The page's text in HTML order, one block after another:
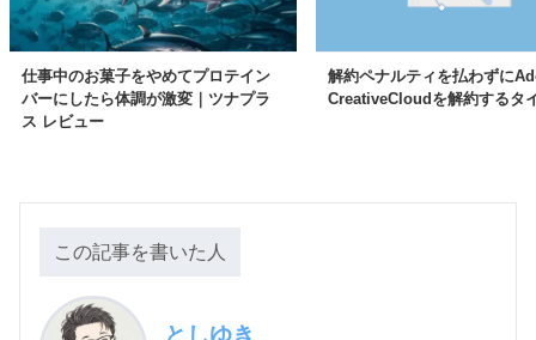
仕事中のお菓子をやめてプロテイン
バーにしたら体調が激変｜ツナプラ
ス レビュー
解約ペナルティを払わずに
CreativeCloudを解約するタ
この記事を書いた人
としゆき